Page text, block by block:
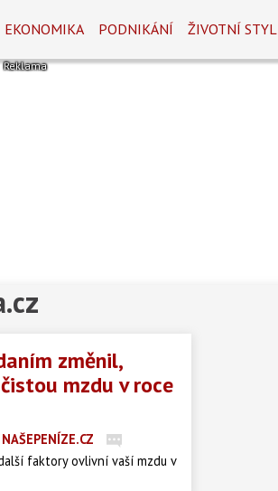
EKONOMIKA PODNIKÁNÍ ŽIVOTNÍ STYL
změnil,
mzdu v roce
faktory ovlivní vaší mzdu v